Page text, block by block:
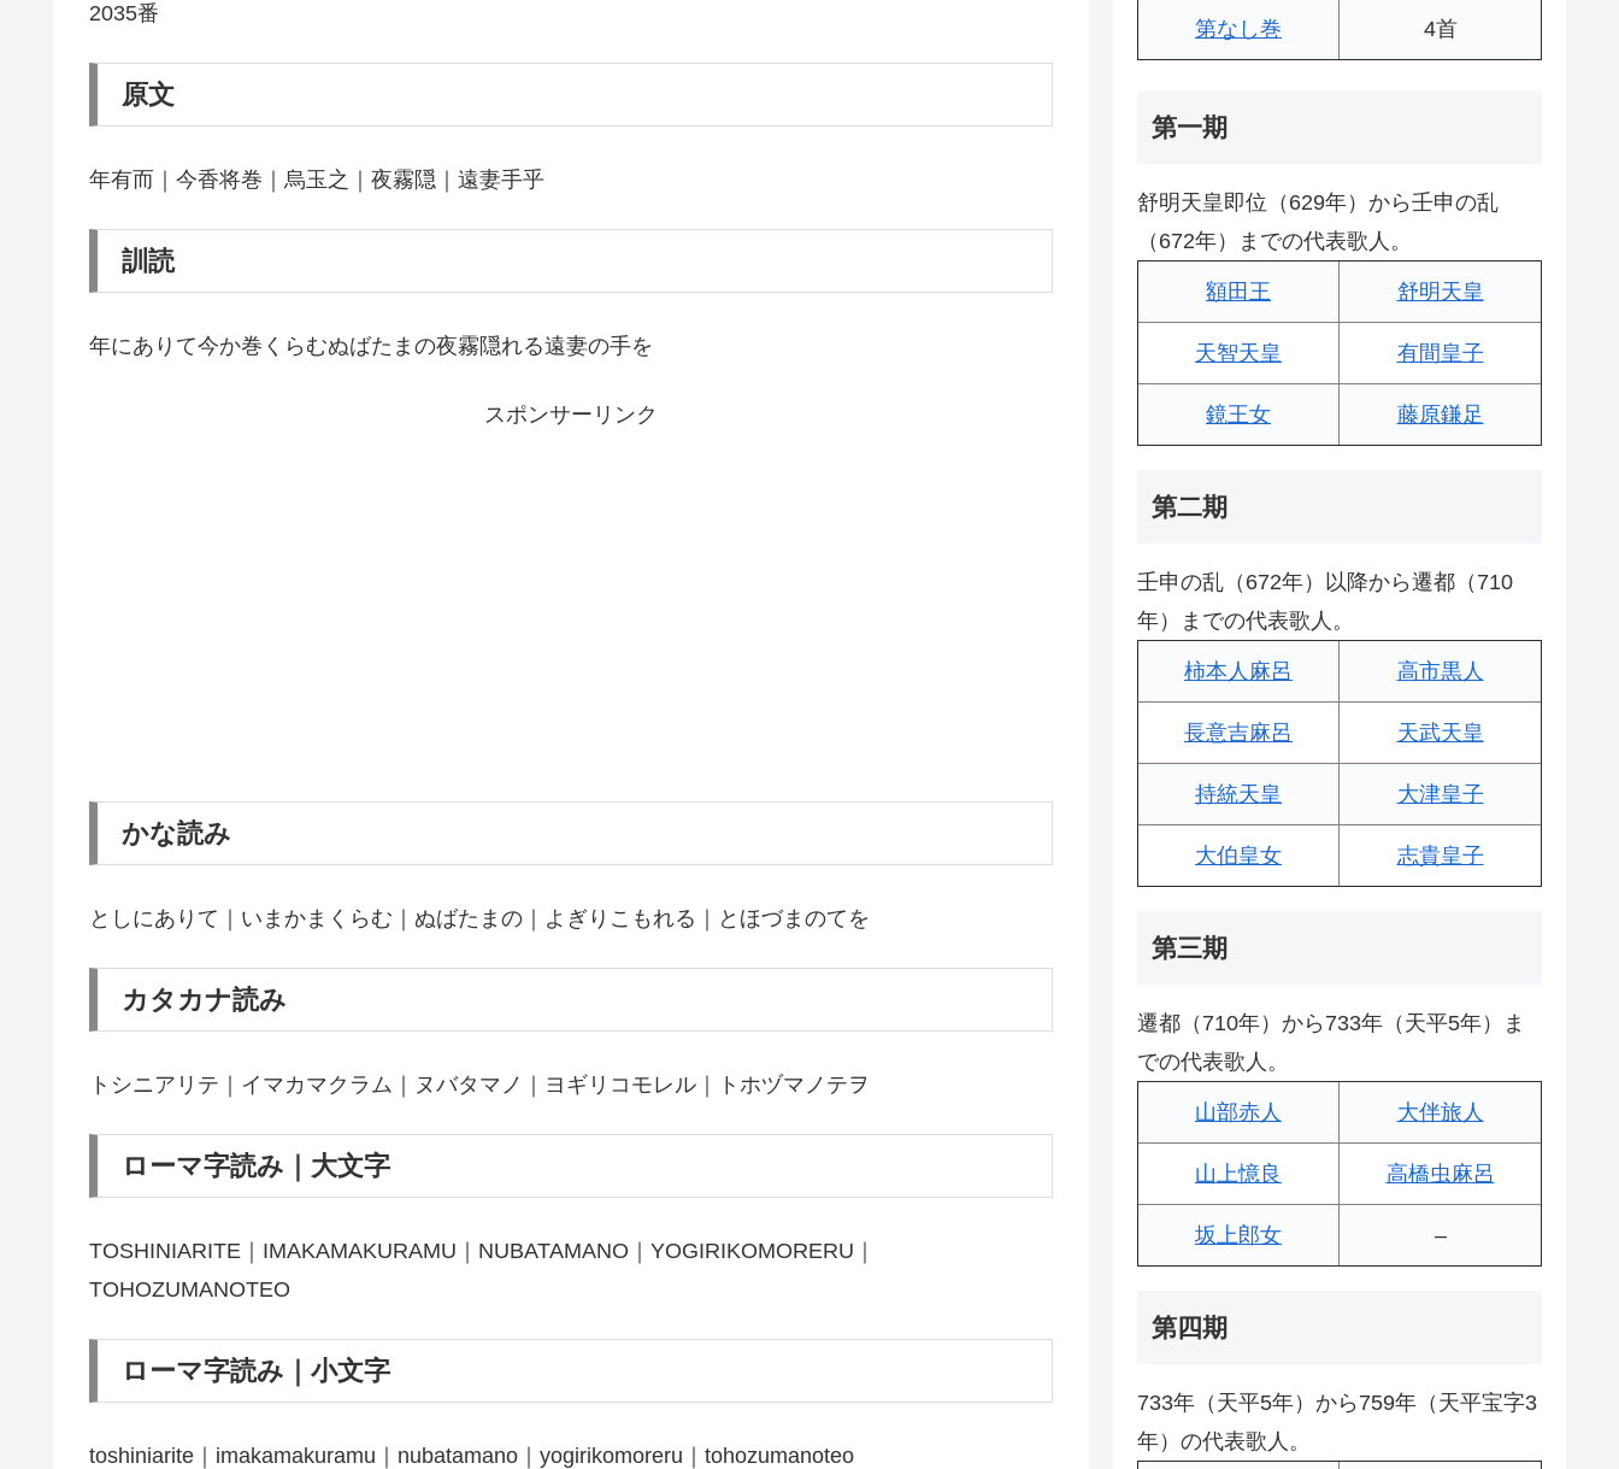
2035番
原文
年有而｜今香将巻｜烏玉之｜夜霧隠｜遠妻手乎
訓読
年にありて今か巻くらむぬばたまの夜霧隠れる遠妻の手を
スポンサーリンク
かな読み
としにありて｜いまかまくらむ｜ぬばたまの｜よぎりこもれる｜とほづまのてを
カタカナ読み
トシニアリテ｜イマカマクラム｜ヌバタマノ｜ヨギリコモレル｜トホヅマノテヲ
ローマ字読み｜大文字
TOSHINIARITE｜IMAKAMAKURAMU｜NUBATAMANO｜YOGIRIKOMORERU｜
TOHOZUMANOTEO
ローマ字読み｜小文字
toshiniarite｜imakamakuramu｜nubatamano｜yogirikomoreru｜tohozumanoteo
第なし巻 4首
第一期
舒明天皇即位（629年）から壬申の乱
（672年）までの代表歌人。
額田王 舒明天皇
天智天皇 有間皇子
鏡王女 藤原鎌足
第二期
壬申の乱（672年）以降から遷都（710
年）までの代表歌人。
柿本人麻呂 高市黒人
長意吉麻呂 天武天皇
持統天皇 大津皇子
大伯皇女 志貴皇子
第三期
遷都（710年）から733年（天平5年）ま
での代表歌人。
山部赤人 大伴旅人
山上憶良 高橋虫麻呂
坂上郎女 –
第四期
733年（天平5年）から759年（天平宝字3
年）の代表歌人。